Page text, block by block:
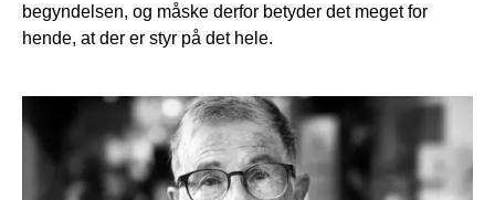
begyndelsen, og måske derfor betyder det meget for
hende, at der er styr på det hele.